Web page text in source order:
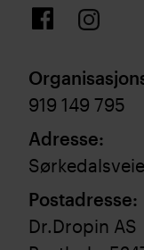
919 149 795
Adresse:
Postadresse:
Dr.Dropin AS